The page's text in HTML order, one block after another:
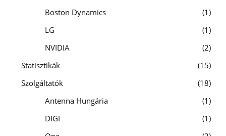
Boston Dynamics
1
LG
1
NVIDIA
2
Statisztikák
15
Szolgáltatók
18
Antenna Hungária
1
DIGI
1